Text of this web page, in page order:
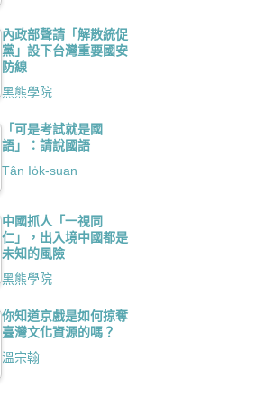
內政部聲請「解散統促
黨」設下台灣重要國安
防線
黑熊學院
「可是考試就是國
語」：請說國語
Tân Io̍k-suan
中國抓人「一視同
仁」，出入境中國都是
未知的風險
黑熊學院
你知道京戲是如何掠奪
臺灣文化資源的嗎？
溫宗翰